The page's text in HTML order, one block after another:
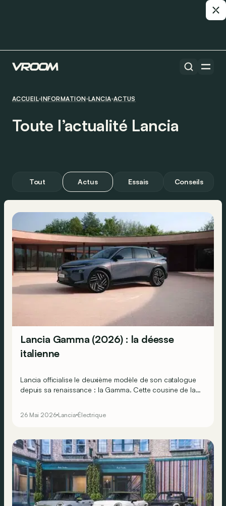
ACCUEIL INFORMATION LANCIA ACTUS
Toute l’actualité Lancia
Tout Actus Essais Conseils
Lancia Gamma (2026) : la déesse
italienne
Lancia officialise le deuxième modèle de son catalogue
depuis sa renaissance : la Gamma. Cette cousine de la
mais n’impose pas la mobilité électrique. Elle sera aussi
disponible en mild-hybrid essence.
26 Mai 2026 Lancia Électrique